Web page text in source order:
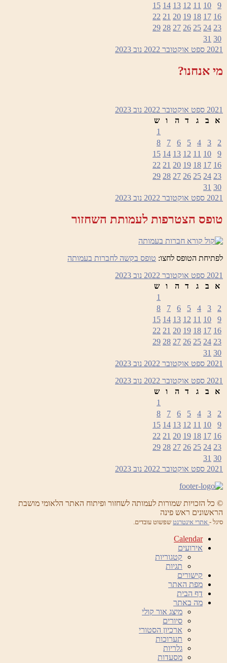
9
10
11
12
13
14
15
16
17
18
19
20
21
22
23
24
25
26
27
28
29
30
31
2021 ספט אוקטובר 2022 נוב 2023
מי אנחנו?
2021 ספט אוקטובר 2022 נוב 2023
א
ב ג ד ה ו
ש
1
2
3
4
5
6
7
8
9
10
11
12
13
14
15
16
17
18
19
20
21
22
23
24
25
26
27
28
29
30
31
2021 ספט אוקטובר 2022 נוב 2023
טופס הצטרפות לעמותת השחזור
לפתיחת הטופס לחצו: טופס בקשה לחברות בעמותה
2021 ספט אוקטובר 2022 נוב 2023
א
ב ג ד ה ו
ש
1
2
3
4
5
6
7
8
9
10
11
12
13
14
15
16
17
18
19
20
21
22
23
24
25
26
27
28
29
30
31
2021 ספט אוקטובר 2022 נוב 2023
2021 ספט אוקטובר 2022 נוב 2023
א
ב ג ד ה ו
ש
1
2
3
4
5
6
7
8
9
10
11
12
13
14
15
16
17
18
19
20
21
22
23
24
25
26
27
28
29
30
31
2021 ספט אוקטובר 2022 נוב 2023
© כל הזכויות שמורות לעמותה לשחזור ופיתוח האתר הלאומי מושבת
הראשונים ראש פינה
סיגל - אתרי אינטרנט שפשוט עובדים.
Calendar
אירועים
קטגוריות
תגיות
קישורים
מפת האתר
דף הבית
מה באתר
מיצג אור קולי
סיורים
ארכיון הסטורי
תערוכות
גלריות
מסעדות